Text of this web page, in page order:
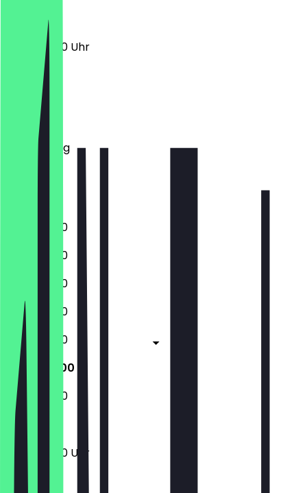
11:00 - 23:00 Uhr
Montag
Dienstag
Mittwoch
Donnerstag
Freitag
11:00 - 23:00
11:00 - 23:00
11:00 - 23:00
11:00 - 23:00
11:00 - 23:00
11:00 - 23:00
11:00 - 23:00
11:00 - 23:00 Uhr